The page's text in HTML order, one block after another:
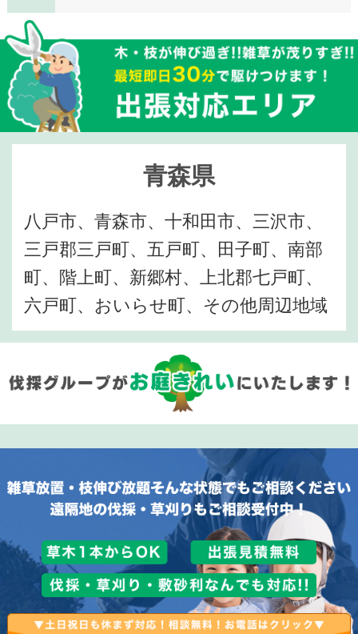
青森県
八戸市、青森市、十和田市、三沢市、
三戸郡三戸町、五戸町、田子町、南部
町、階上町、新郷村、上北郡七戸町、
六戸町、おいらせ町、その他周辺地域